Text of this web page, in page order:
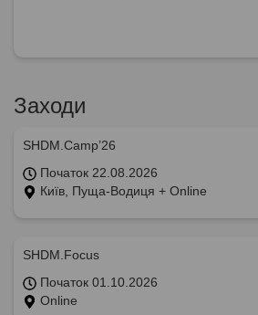
Заходи
SHDM.Camp’26
Початок 22.08.2026
Київ, Пуща-Водиця + Online
SHDM.Focus
Початок 01.10.2026
Online